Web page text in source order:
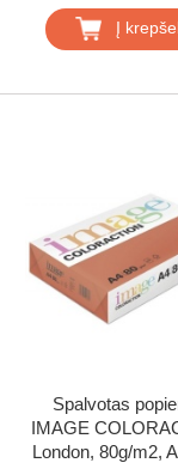
Į
Spalvotas
IMAGE
London, 80g/m2,